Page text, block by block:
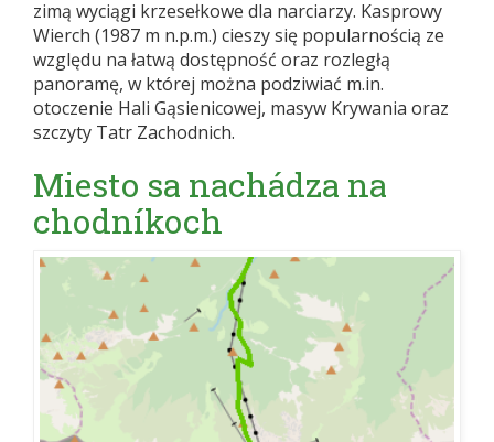
zimą wyciągi krzesełkowe dla narciarzy. Kasprowy
Wierch (1987 m n.p.m.) cieszy się popularnością ze
względu na łatwą dostępność oraz rozległą
panoramę, w której można podziwiać m.in.
otoczenie Hali Gąsienicowej, masyw Krywania oraz
szczyty Tatr Zachodnich.
Miesto sa nachádza na
chodníkoch